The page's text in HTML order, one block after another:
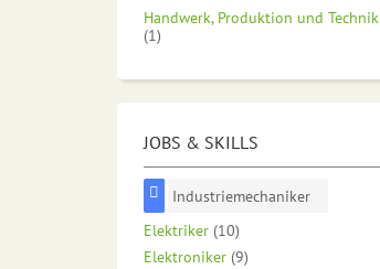
Handwerk, Produktion und Technik
(1)
JOBS & SKILLS
Industriemechaniker
Elektriker (10)
Elektroniker (9)